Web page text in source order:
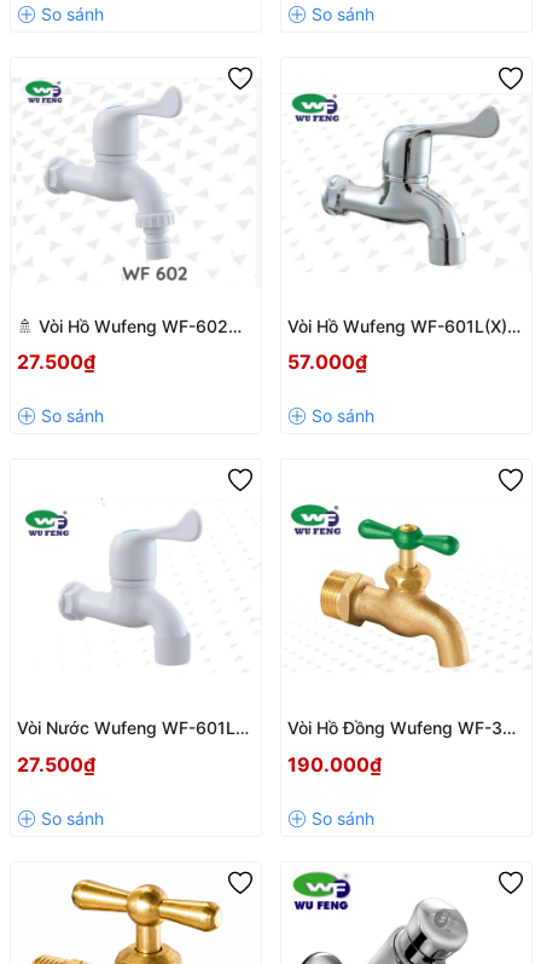
🚿 Vòi Hồ Wufeng WF-602M
Tiện Lợi
27.500₫
Vòi Hồ Wufeng WF-601L(X)
21mm Có Lưới Lọc
57.000₫
Vòi Nước Wufeng WF-601L
21mm, Có Lưới Lọc
27.500₫
Vòi Hồ Đồng Wufeng WF-342
Chống Gỉ Sét, Dễ Lắp Đặt
190.000₫